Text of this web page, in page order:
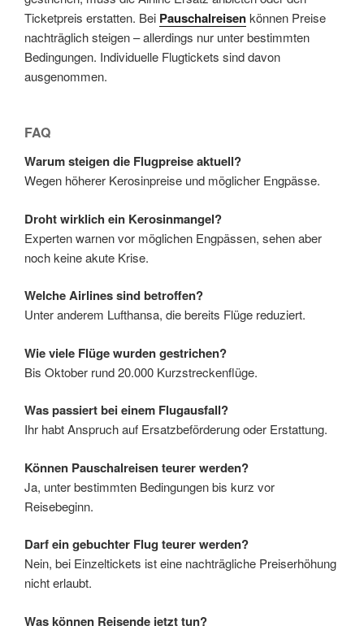
Ticketpreis erstatten. Bei Pauschalreisenkönnen Preise
nachträglich steigen – allerdings nur unter bestimmten
Bedingungen. Individuelle Flugtickets sind davon
ausgenommen.
FAQ
Warum steigen die Flugpreise aktuell?
Wegen höherer Kerosinpreise und möglicher Engpässe.
Droht wirklich ein Kerosinmangel?
Experten warnen vor möglichen Engpässen, sehen aber
noch keine akute Krise.
Welche Airlines sind betroffen?
Unter anderem Lufthansa, die bereits Flüge reduziert.
Wie viele Flüge wurden gestrichen?
Bis Oktober rund 20.000 Kurzstreckenflüge.
Was passiert bei einem Flugausfall?
Ihr habt Anspruch auf Ersatzbeförderung oder Erstattung.
Können Pauschalreisen teurer werden?
Ja, unter bestimmten Bedingungen bis kurz vor
Reisebeginn.
Darf ein gebuchter Flug teurer werden?
Nein, bei Einzeltickets ist eine nachträgliche Preiserhöhung
nicht erlaubt.
Was können Reisende jetzt tun?